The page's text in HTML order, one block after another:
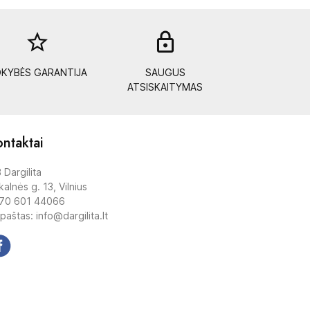
star_border
GARANTIJA
SAUGUS
ATSISKAITYMAS
Dargilita
g. 13, Vilnius
601 44066
info@dargilita.lt